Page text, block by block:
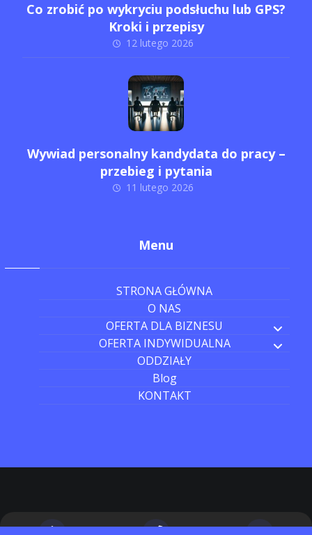
Co zrobić po wykryciu podsłuchu lub GPS?
Kroki i przepisy
12 lutego 2026
Wywiad personalny kandydata do pracy –
przebieg i pytania
11 lutego 2026
Menu
STRONA GŁÓWNA
O NAS
OFERTA DLA BIZNESU
OFERTA INDYWIDUALNA
ODDZIAŁY
Blog
KONTAKT